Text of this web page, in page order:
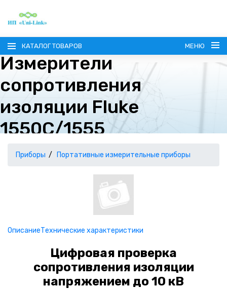
КАТАЛОГ ТОВАРОВ МЕНЮ
ГЛАВНАЯ
О КОМПАНИИ
НАШИ ПОКУПАТЕЛИ
НАША ПРОДУКЦИЯ
ГЕОСИНТЕТИЧЕСКИЕ МАТЕРИАЛЫ
+7 771 113 7307 manager@uni-link.kz
Измерители
сопротивления
изоляции Fluke
1550C/1555
Приборы Портативные измерительные приборы
ОписаниеТехнические характеристики
Цифровая проверка
сопротивления изоляции
напряжением до 10 кВ